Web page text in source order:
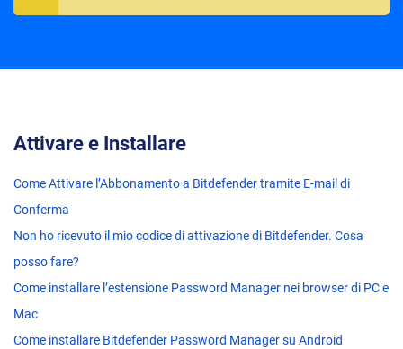
Attivare e Installare
Come Attivare l’Abbonamento a Bitdefender tramite E-mail di
Conferma
Non ho ricevuto il mio codice di attivazione di Bitdefender. Cosa
posso fare?
Come installare l’estensione Password Manager nei browser di PC e
Mac
Come installare Bitdefender Password Manager su Android